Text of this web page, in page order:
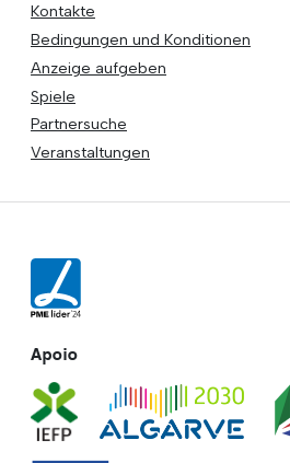
Kontakte
Bedingungen und Konditionen
Anzeige aufgeben
Spiele
Partnersuche
Veranstaltungen
Apoio